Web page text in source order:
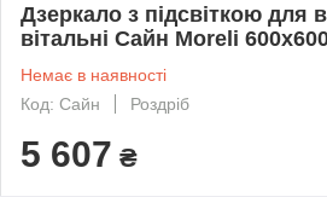
Дзеркало з підсвіткою для
вітальні Сайн Moreli
Немає в наявності
Код: Сайн
Роздріб
5 607 ₴